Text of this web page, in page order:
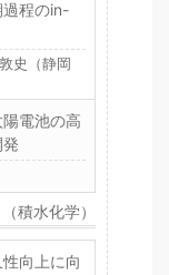
過程のin-
史（静岡
電池の高
積水化学）
向上に向